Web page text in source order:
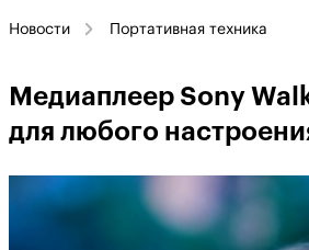
Новости Портативная техника
Медиаплеер Sony
для любого